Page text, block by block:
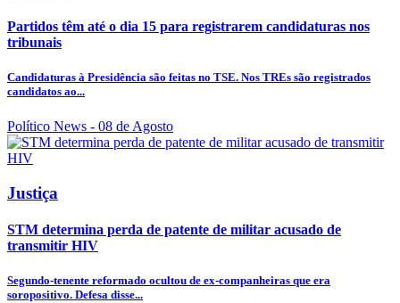
Partidos têm até o dia 15 para registrarem candidaturas nos
tribunais
Candidaturas à Presidência são feitas no TSE. Nos TREs são registrados
candidatos ao...
Político News - 08 de Agosto
Justiça
STM determina perda de patente de militar acusado de
transmitir HIV
Segundo-tenente reformado ocultou de ex-companheiras que era
soropositivo. Defesa disse...